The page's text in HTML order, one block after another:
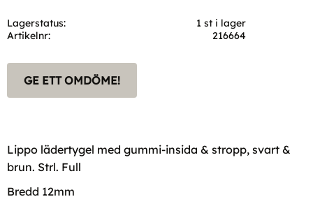
Lagerstatus
1 st i lager
Artikelnr
216664
GE ETT OMDÖME!
Lippo lädertygel med gummi-insida & stropp, svart &
brun. Strl. Full
Bredd 12mm